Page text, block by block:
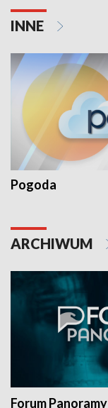
INNE
Pogoda
ARCHIWUM
Forum Panoramy